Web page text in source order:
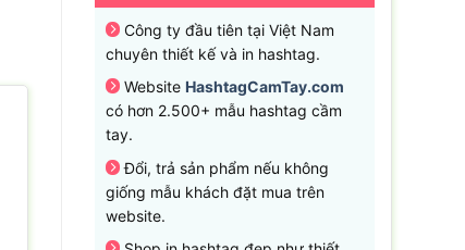
Công ty đầu tiên tại Việt Nam
chuyên thiết kế và in hashtag.
Website HashtagCamTay.com
có hơn 2.500+ mẫu hashtag cầm
tay.
Đổi, trả sản phẩm nếu không
giống mẫu khách đặt mua trên
website.